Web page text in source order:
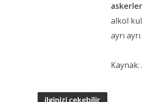
alkol
ayrı
Kaynak:
ilginizi çekebilir